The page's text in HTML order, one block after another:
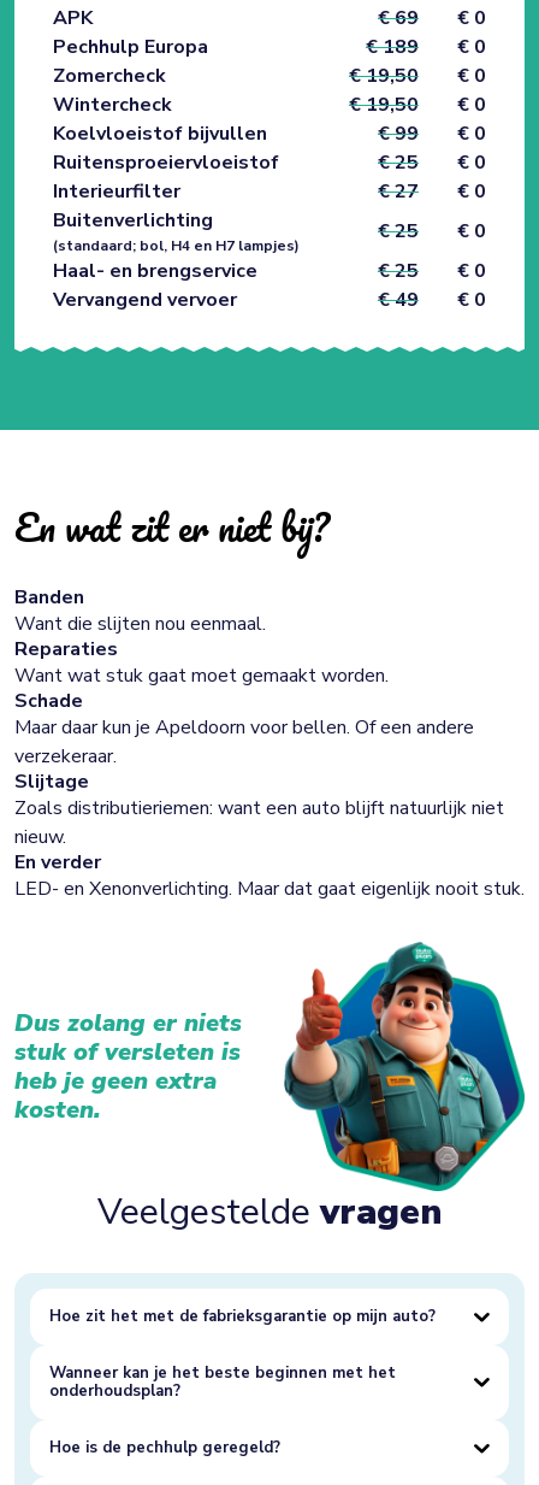
APK
€ 69
€ 0
Pechhulp Europa
€ 189
€ 0
Zomercheck
€ 19,50
€ 0
Wintercheck
€ 19,50
€ 0
Koelvloeistof bijvullen
€ 99
€ 0
Ruitensproeiervloeistof
€ 25
€ 0
Interieurfilter
€ 27
€ 0
Buitenverlichting
(standaard; bol, H4 en H7 lampjes)
€ 25
€ 0
Haal- en brengservice
€ 25
€ 0
Vervangend vervoer
€ 49 € 0
En wat zit er niet bij?
Banden
Want die slijten nou eenmaal.
Reparaties
Want wat stuk gaat moet gemaakt worden.
Schade
Maar daar kun je Apeldoorn voor bellen. Of een andere
verzekeraar.
Slijtage
Zoals distributieriemen: want een auto blijft natuurlijk niet
nieuw.
En verder
LED- en Xenonverlichting. Maar dat gaat eigenlijk nooit stuk.
Dus zolang er niets
stuk of versleten is
heb je geen extra
kosten.
Veelgesteldevragen
Hoe zit het met de fabrieksgarantie op mijn auto?
Wanneer kan je het beste beginnen met het
onderhoudsplan?
Hoe is de pechhulp geregeld?